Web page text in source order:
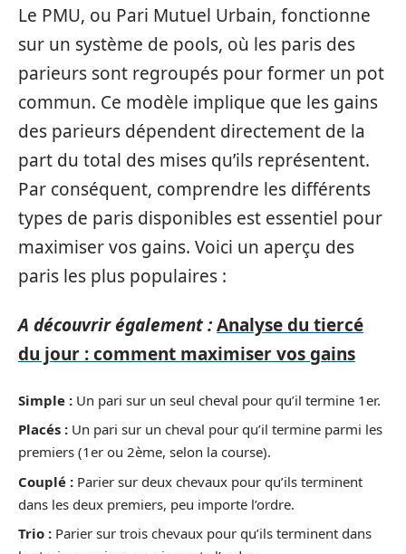
Le PMU, ou Pari Mutuel Urbain, fonctionne
sur un système de pools, où les paris des
parieurs sont regroupés pour former un pot
commun. Ce modèle implique que les gains
des parieurs dépendent directement de la
part du total des mises qu’ils représentent.
Par conséquent, comprendre les différents
types de paris disponibles est essentiel pour
maximiser vos gains. Voici un aperçu des
paris les plus populaires :
A découvrir également :Analyse du tiercé
du jour : comment maximiser vos gains
Simple : Un pari sur un seul cheval pour qu’il termine 1er.
Placés : Un pari sur un cheval pour qu’il termine parmi les
premiers (1er ou 2ème, selon la course).
Couplé : Parier sur deux chevaux pour qu’ils terminent
dans les deux premiers, peu importe l’ordre.
Trio : Parier sur trois chevaux pour qu’ils terminent dans